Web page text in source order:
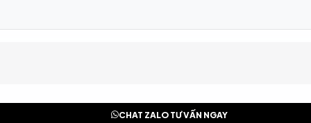
CHAT ZALO TƯ VẤN NGAY